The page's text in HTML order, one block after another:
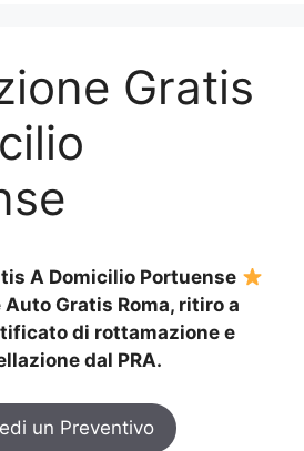
Gratis
A Domicilio Portuense
Gratis Roma, ritiro a
di rottamazione e
dal PRA.
un Preventivo